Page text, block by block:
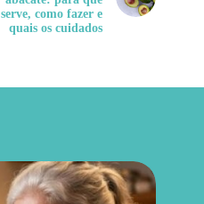
serve, como fazer e
quais os cuidados